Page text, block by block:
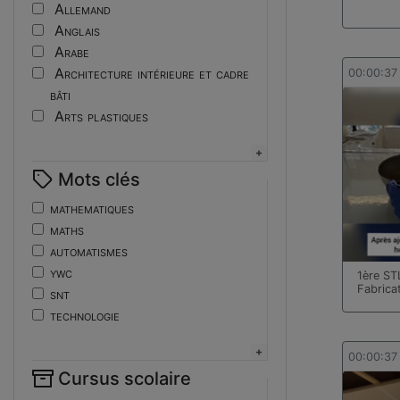
00:00:37
1ère
00:00:37
Allemand
Anglais
Arabe
Architecture intérieure et cadre
bâti
Arts plastiques
Biotechnologies
Boulangerie
Braille
Bureautique
Céramique industrielle
Chinois
Cinéma et photographie
Composition de la forme imprimante
Conducteurs routiers
Mots clés
mathematiques
maths
automatismes
ywc
snt
technologie
fonctions-lp
Cursus scolaire